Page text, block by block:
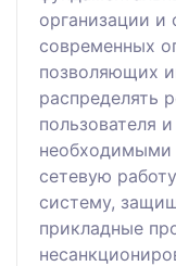
организации и
современных
позволяющих
распределять
пользователя
необходимыми
сетевую
систему,
прикладные